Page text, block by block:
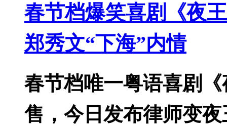
春节档爆笑喜剧《夜
郑秀文“下海”内情
春节档唯一粤语喜剧
售，今日发布律师变